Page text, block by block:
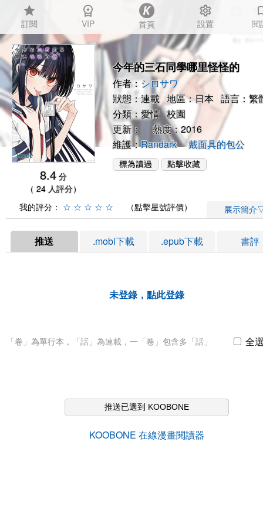
star
訂閱
workspace_premium
VIP 首頁
settings
設置 閱
8.4 分
（ 24 人評分）
今年的三石同學哪里怪怪的
作者：シロサワ
狀態：連載 地區：日本 語言：繁
分類： 愛情 校園
更新： 熱度：2016
維護：Randark 戴面具的包公
我的評分： ☆ ☆ ☆ ☆ ☆ （點擊星號評價） 展示簡介
推送 .mobi下載 .epub下載 書評
未登錄，點此登錄
「卷」為單行本，「話」為連載，一「卷」包含多「話」 全
推送已選到 KOOBONE
KOOBONE 在線漫畫閱讀器